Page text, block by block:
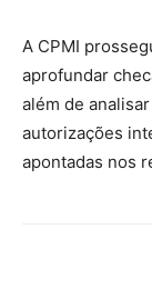
A CPMI
aprofundar
além de
autorizações
apontadas nos